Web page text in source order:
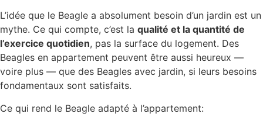
L’idée que le Beagle a absolument besoin d’un jardin est un
mythe. Ce qui compte, c’est la qualité et la quantité de
l’exercice quotidien, pas la surface du logement. Des
Beagles en appartement peuvent être aussi heureux —
voire plus — que des Beagles avec jardin, si leurs besoins
fondamentaux sont satisfaits.
Ce qui rend le Beagle adapté à l’appartement: